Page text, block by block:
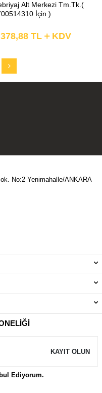
Alt Merkezi Tm.Tk.(
İçin )
TL KDV
No:2 Yenimahalle/ANKARA
KAYIT OLUN
Ediyorum.